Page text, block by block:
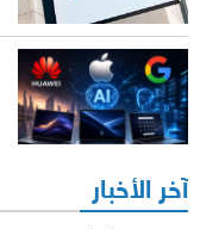
آخر الأخبار